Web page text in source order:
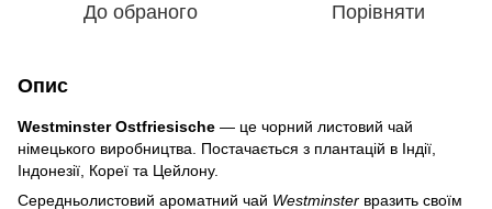
До обраного Порівняти
Опис
Westminster Ostfriesische — це чорний листовий чай
німецького виробництва. Постачається з плантацій в Індії,
Індонезії, Кореї та Цейлону.
Середньолистовий ароматний чай Westminster вразить своїм